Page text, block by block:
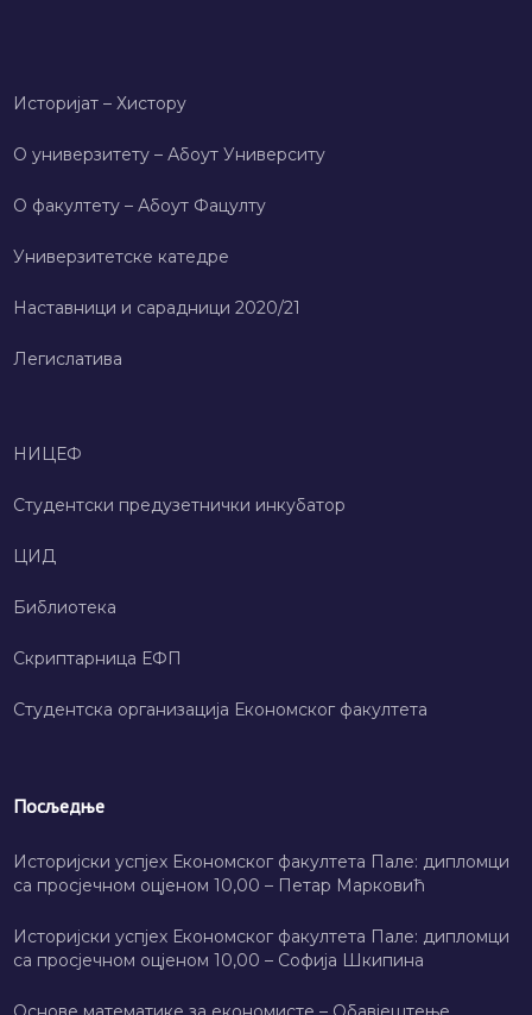
Историјат – Хисторy
О универзитету – Абоут Университy
О факултету – Абоут Фацултy
Универзитетске катедре
Наставници и сарадници 2020/21
Легислатива
НИЦЕФ
Студентски предузетнички инкубатор
ЦИД
Библиотека
Скриптарница ЕФП
Студентска организација Економског факултета
Посљедње
Историјски успјех Економског факултета Пале: дипломци
са просјечном оцјеном 10,00 – Петар Марковић
Историјски успјех Економског факултета Пале: дипломци
са просјечном оцјеном 10,00 – Софија Шкипина